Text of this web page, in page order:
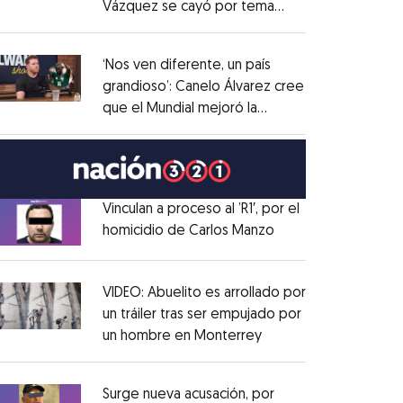
in new window
Vázquez se cayó por tema
in new window
‘Nos ven diferente, un país
grandioso’: Canelo Álvarez cree
que el Mundial mejoró la
in new window
Vinculan a proceso al ’R1′, por el
homicidio de Carlos Manzo
in new window
VIDEO: Abuelito es arrollado por
un tráiler tras ser empujado por
un hombre en MonterreyOpens in new
Surge nueva acusación, por